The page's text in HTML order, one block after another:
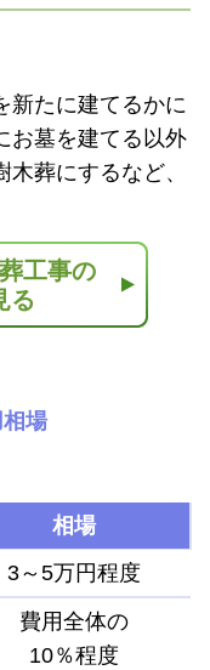
新たに建てるかに
お墓を建てる以外
葬にするなど、
工事の
る
場
相場
3～5万円程度
費用全体の
10％程度